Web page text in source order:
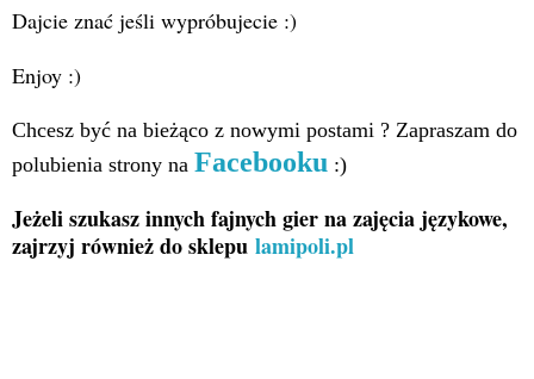
Dajcie znać jeśli wypróbujecie :)
Enjoy :)
Chcesz być na bieżąco z nowymi postami ? Zapraszam do
polubienia strony na Facebooku :)
Jeżeli szukasz innych fajnych gier na zajęcia językowe,
zajrzyj również do sklepu lamipoli.pl